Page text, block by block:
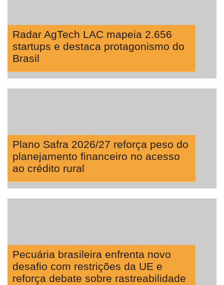
Radar AgTech LAC mapeia 2.656
startups e destaca protagonismo do
Brasil
Plano Safra 2026/27 reforça peso do
planejamento financeiro no acesso
ao crédito rural
Pecuária brasileira enfrenta novo
desafio com restrições da UE e
reforça debate sobre rastreabilidade